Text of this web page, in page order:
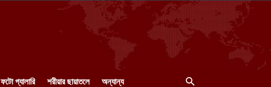
ফটো গ্যালারি শরীয়ার ছায়াতলে অন্যান্য